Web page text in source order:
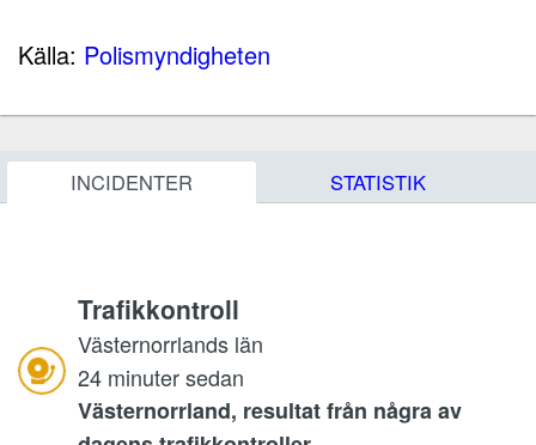
Källa: Polismyndigheten
INCIDENTER STATISTIK
Trafikkontroll
Västernorrlands län
24 minuter sedan
Västernorrland, resultat från några av